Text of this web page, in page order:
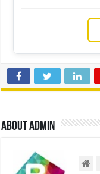
About admin